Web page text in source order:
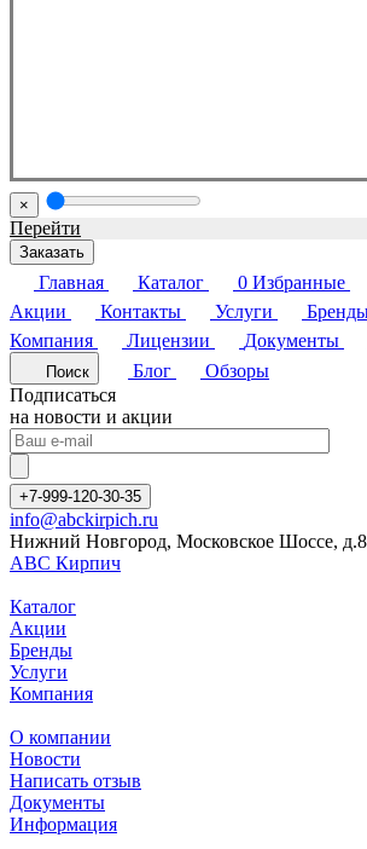
×
Перейти
Заказать
Главная Каталог 0 Избранные
Акции
Контакты Услуги
Компания
Лицензии Документы
Поиск Блог
Обзоры
Подписаться
на новости и акции
+7-999-120-30-35
info@abckirpich.ru
Нижний Новгород, Московское Шоссе,
АВС Кирпич
Каталог
Акции
Бренды
Услуги
Компания
О компании
Новости
Написать отзыв
Документы
Информация